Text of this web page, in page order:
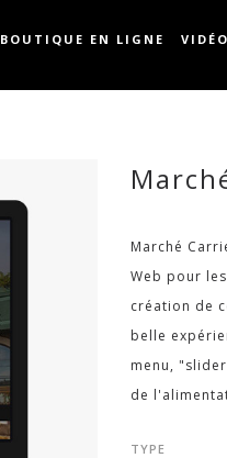
BOUTIQUE EN LIGNE
Marché
Web pour
création de
belle
menu,
de
TYPE